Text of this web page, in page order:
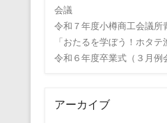
会議
令和７年度小樽商工会議所
「おたるを学ぼう！ホタテ
令和６年度卒業式（３月例
アーカイブ